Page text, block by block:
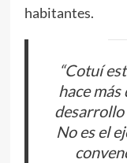
habitantes.
“Cotuí
hace
No es el